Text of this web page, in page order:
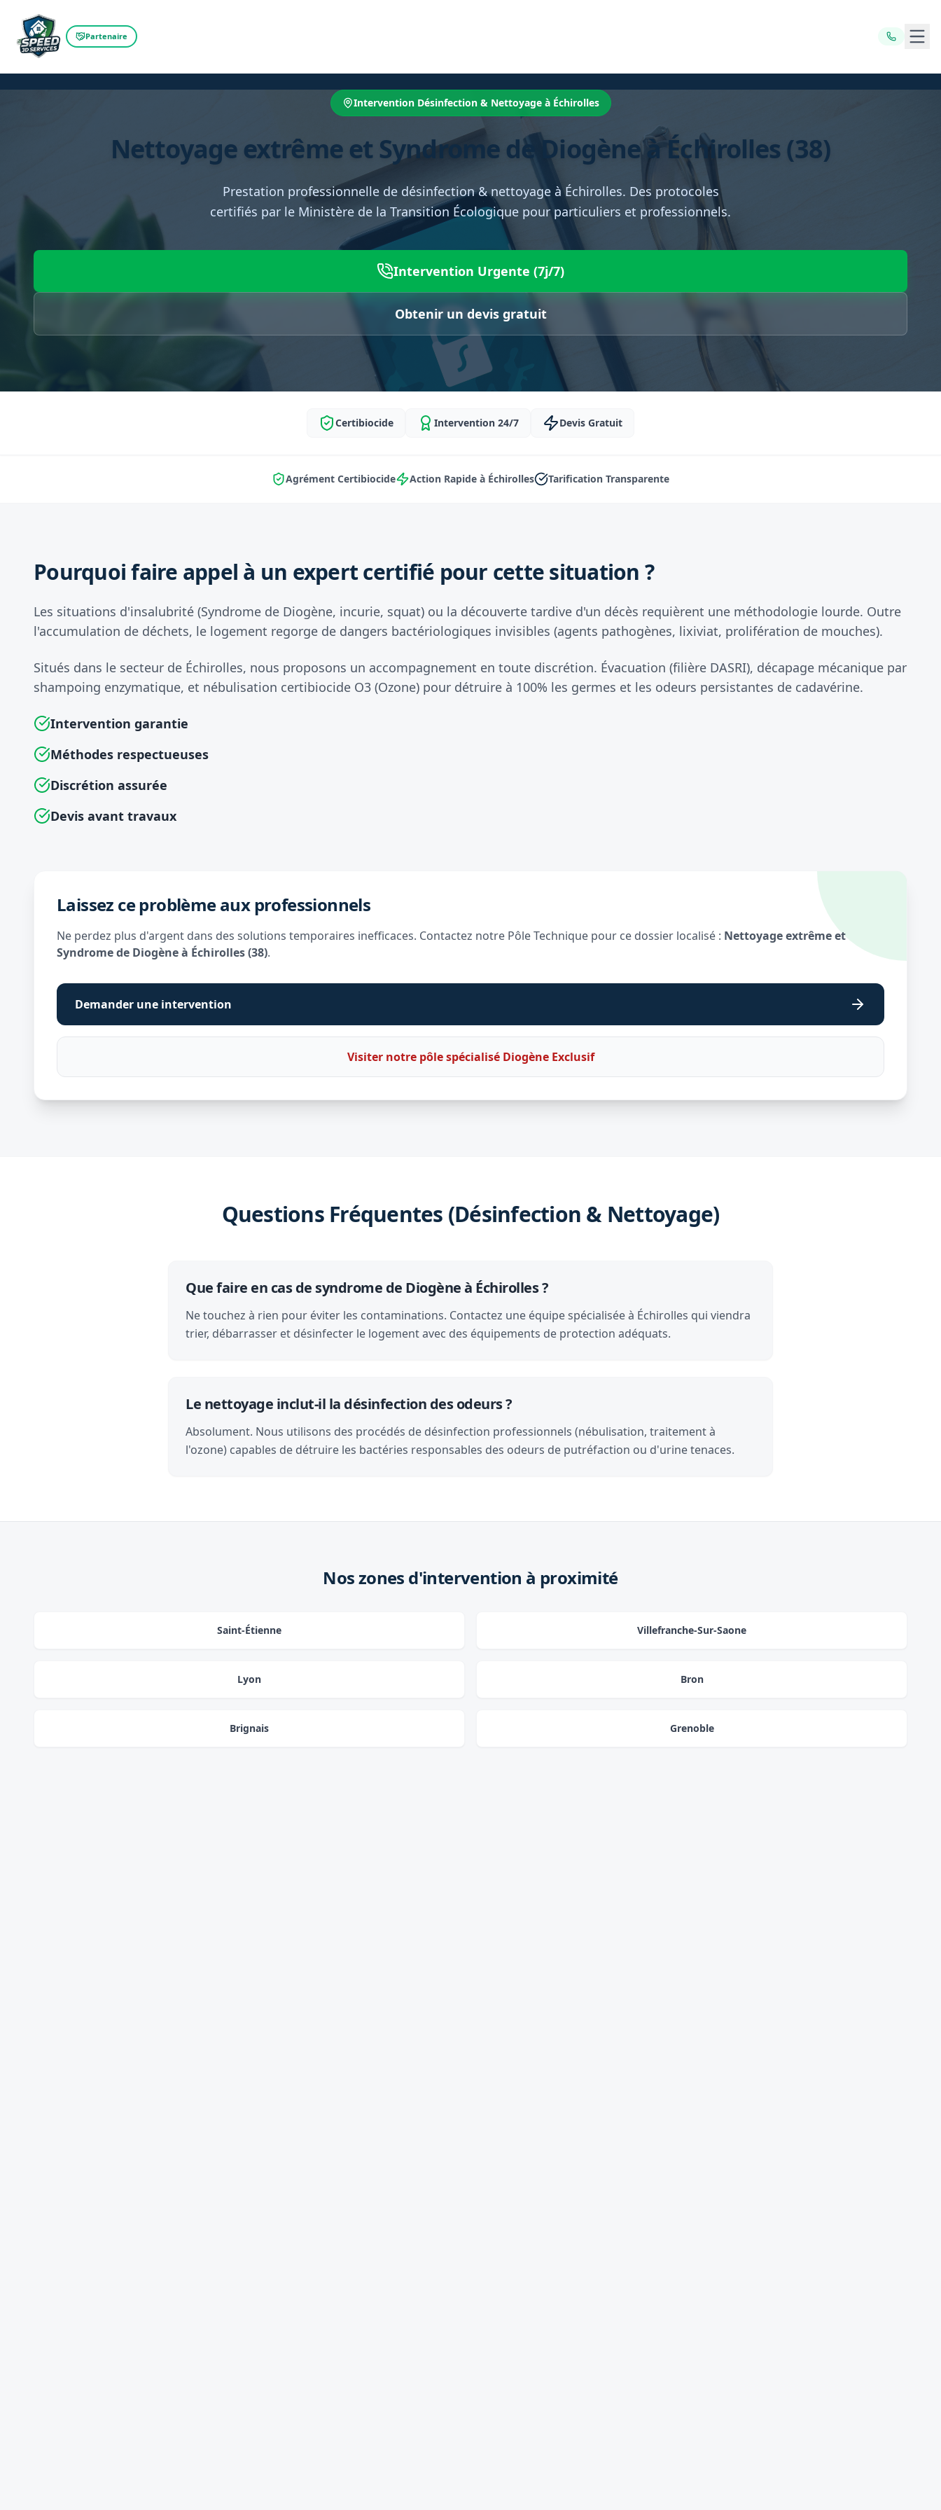
Partenaire
Intervention Désinfection & Nettoyage à Échirolles
Nettoyage extrême et Syndrome de Diogène à Échirolles (38)
Prestation professionnelle de désinfection & nettoyage à Échirolles. Des protocoles
certifiés par le Ministère de la Transition Écologique pour particuliers et professionnels.
Intervention Urgente (7j/7)
Obtenir un devis gratuit
Certibiocide Intervention 24/7 Devis Gratuit
Agrément Certibiocide Action Rapide à Échirolles Tarification Transparente
Pourquoi faire appel à un expert certifié pour cette situation ?
Les situations d'insalubrité (Syndrome de Diogène, incurie, squat) ou la découverte tardive d'un décès requièrent une méthodologie lourde. Outre
l'accumulation de déchets, le logement regorge de dangers bactériologiques invisibles (agents pathogènes, lixiviat, prolifération de mouches).
Situés dans le secteur de Échirolles, nous proposons un accompagnement en toute discrétion. Évacuation (filière DASRI), décapage mécanique par
shampoing enzymatique, et nébulisation certibiocide O3 (Ozone) pour détruire à 100% les germes et les odeurs persistantes de cadavérine.
Intervention garantie
Méthodes respectueuses
Discrétion assurée
Devis avant travaux
Laissez ce problème aux professionnels
Ne perdez plus d'argent dans des solutions temporaires inefficaces. Contactez notre Pôle Technique pour ce dossier localisé : Nettoyage extrême et
Syndrome de Diogène à Échirolles (38).
Demander une intervention
Visiter notre pôle spécialisé Diogène Exclusif
Questions Fréquentes (Désinfection & Nettoyage)
Que faire en cas de syndrome de Diogène à Échirolles ?
Ne touchez à rien pour éviter les contaminations. Contactez une équipe spécialisée à Échirolles qui viendra
trier, débarrasser et désinfecter le logement avec des équipements de protection adéquats.
Le nettoyage inclut-il la désinfection des odeurs ?
Absolument. Nous utilisons des procédés de désinfection professionnels (nébulisation, traitement à
l'ozone) capables de détruire les bactéries responsables des odeurs de putréfaction ou d'urine tenaces.
Nos zones d'intervention à proximité
Saint-Étienne Villefranche-Sur-Saone
Lyon Bron
Brignais Grenoble